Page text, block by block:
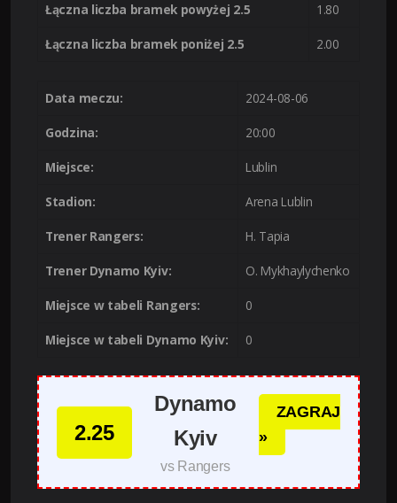
Łączna liczba bramek powyżej 2.5 1.80
Łączna liczba bramek poniżej 2.5 2.00
Data meczu: 2024-08-06
Godzina: 20:00
Miejsce: Lublin
Stadion: Arena Lublin
Trener Rangers: H. Tapia
Trener Dynamo Kyiv: O. Mykhaylychenko
Miejsce w tabeli Rangers: 0
Miejsce w tabeli Dynamo Kyiv: 0
2.25
Dynamo
Kyiv
vs Rangers
ZAGRAJ
»